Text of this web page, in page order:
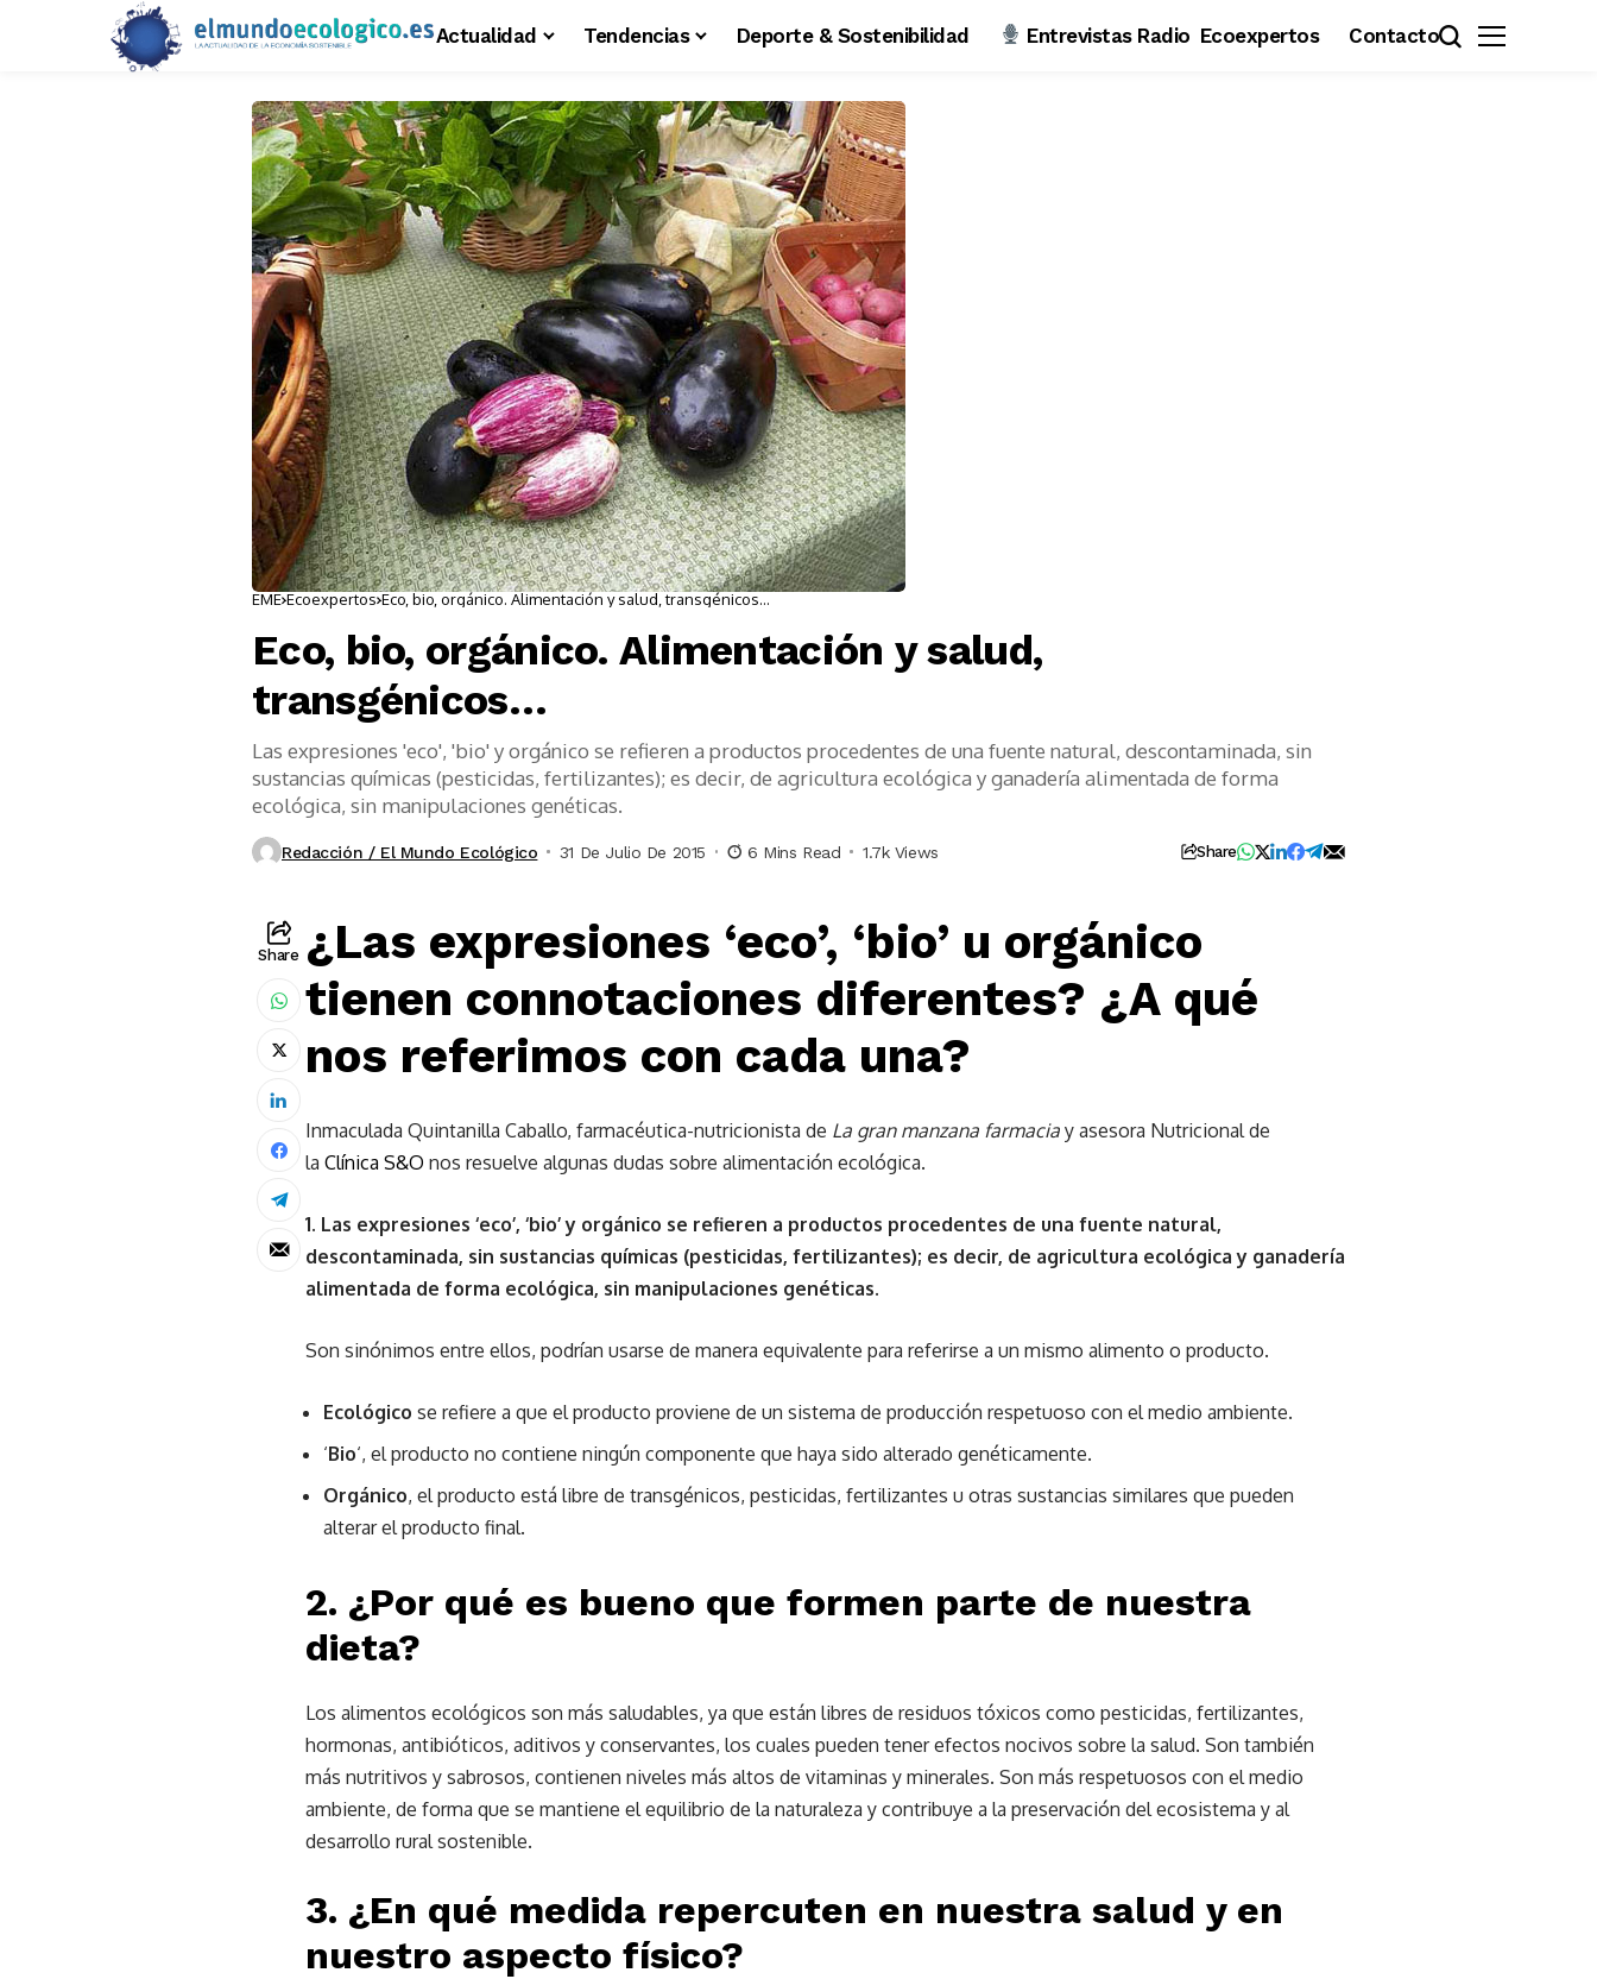
Actualidad Tendencias Deporte & Sostenibilidad Entrevistas Radio Ecoexpertos Contacto
EME Ecoexpertos Eco, bio, orgánico. Alimentación y salud, transgénicos…
Eco, bio, orgánico. Alimentación y salud,
transgénicos…
Las expresiones 'eco', 'bio' y orgánico se refieren a productos procedentes de una fuente natural, descontaminada, sin
sustancias químicas (pesticidas, fertilizantes); es decir, de agricultura ecológica y ganadería alimentada de forma
ecológica, sin manipulaciones genéticas.
Redacción / El Mundo Ecológico 31 De Julio De 2015 6 Mins Read 1.7k Views Share
Share ¿Las expresiones ‘eco’, ‘bio’ u orgánico
tienen connotaciones diferentes? ¿A qué
nos referimos con cada una?
Inmaculada Quintanilla Caballo, farmacéutica-nutricionista de La gran manzana farmacia y asesora Nutricional de
la Clínica S&O nos resuelve algunas dudas sobre alimentación ecológica.
1. Las expresiones ‘eco’, ‘bio’ y orgánico se refieren a productos procedentes de una fuente natural,
descontaminada, sin sustancias químicas (pesticidas, fertilizantes); es decir, de agricultura ecológica y ganadería
alimentada de forma ecológica, sin manipulaciones genéticas.
Son sinónimos entre ellos, podrían usarse de manera equivalente para referirse a un mismo alimento o producto.
Ecológico se refiere a que el producto proviene de un sistema de producción respetuoso con el medio ambiente.
‘Bio‘, el producto no contiene ningún componente que haya sido alterado genéticamente.
Orgánico, el producto está libre de transgénicos, pesticidas, fertilizantes u otras sustancias similares que pueden
alterar el producto final.
2. ¿Por qué es bueno que formen parte de nuestra
dieta?
Los alimentos ecológicos son más saludables, ya que están libres de residuos tóxicos como pesticidas, fertilizantes,
hormonas, antibióticos, aditivos y conservantes, los cuales pueden tener efectos nocivos sobre la salud. Son también
más nutritivos y sabrosos, contienen niveles más altos de vitaminas y minerales. Son más respetuosos con el medio
ambiente, de forma que se mantiene el equilibrio de la naturaleza y contribuye a la preservación del ecosistema y al
desarrollo rural sostenible.
3. ¿En qué medida repercuten en nuestra salud y en
nuestro aspecto físico?